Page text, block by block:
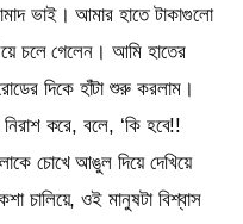
ভাই। আমার হাতে টাকাগুলো
চলে গেলেন। আমি হাতের
দিকে হাঁটা শুরু করলাম।
করে, বলে, ‘কি হবে!!
চোখে আঙুল দিয়ে দেখিয়ে
চালিয়ে, ওই মানুষটা বিশ্বাস